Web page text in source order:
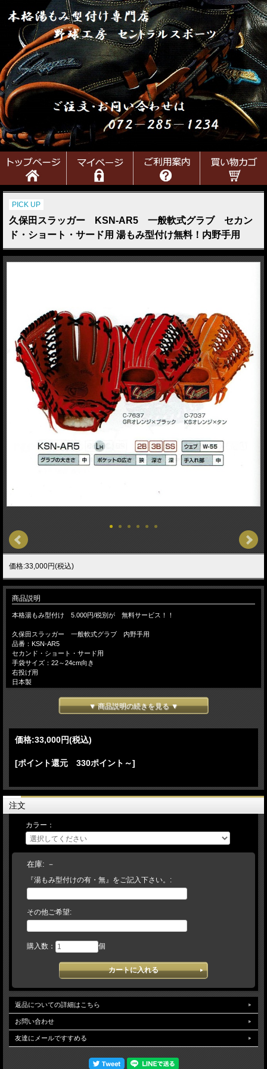
PICK UP
久保田スラッガー KSN-AR5 一般軟式グラブ セカン
ド・ショート・サード用 湯もみ型付け無料！内野手用
価格:33,000円(税込)
商品説明
本格湯もみ型付け 5.000円/税別が 無料サービス！！
久保田スラッガー 一般軟式グラブ 内野手用
品番：KSN-AR5
セカンド・ショート・サード用
手袋サイズ：22～24cm向き
右投げ用
日本製
カラー：KSオレンジ×タン
カラー：GRオレンジ×ブラック
久保田スラッガー『本格湯もみ型づけ』をして捕球感の伝わる素手感覚のグローブ
☆当店では、お客様の大切なグローブを一つひとつ大切にまごころ込めた『手造り
のこころ』で型造りのお手伝いをいたします。
ださい。
【 湯もみ型づけ ご依頼のお客様へ 】
＊＊＊注文の流れ＊＊＊
【お客様/ 『湯もみ型づけ有 と記載して』 商品をカートに入れてご注文】
→【当店/在庫の有無と、型づけ仕様（逆トジ・ 土手紐抜き・手首調整など）をご
連絡します。ご不明な場合は電話・メール等でお問い合わせください】→【お客
様/ご希望事項を記載の上、仕様書を返信】→【当店/確認後、加工を致します】
（加工日数は約10～14日) 【当店では、実店舗在庫とメーカー在庫で運営しており
ようお願い申し上げます。】 ご来店頂けるお客様は、在庫量豊富な当店で手に取
▼ 商品説明の続きを見る ▼
価格:33,000円(税込)
[ポイント還元 330ポイント～]
注文
カラー：
在庫: －
『湯もみ型付けの有・無』をご記入下さい。:
その他ご希望:
購入数： 個
返品についての詳細はこちら
お問い合わせ
友達にメールですすめる